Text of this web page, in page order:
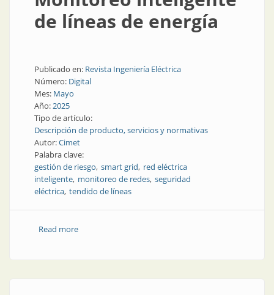
de líneas de energía
Publicado en: Revista Ingeniería Eléctrica
Número: Digital
Mes: Mayo
Año:2025
Tipo de artículo:
Descripción de producto, servicios y normativas
Autor:Cimet
Palabra clave:
gestión de riesgo smart grid red eléctrica
inteligente monitoreo de redes seguridad
eléctrica tendido de líneas
Read moreabout Monitoreo inteligente de líneas de energía